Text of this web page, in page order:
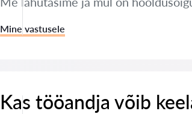
Mine vastusele
Kas tööandja võib